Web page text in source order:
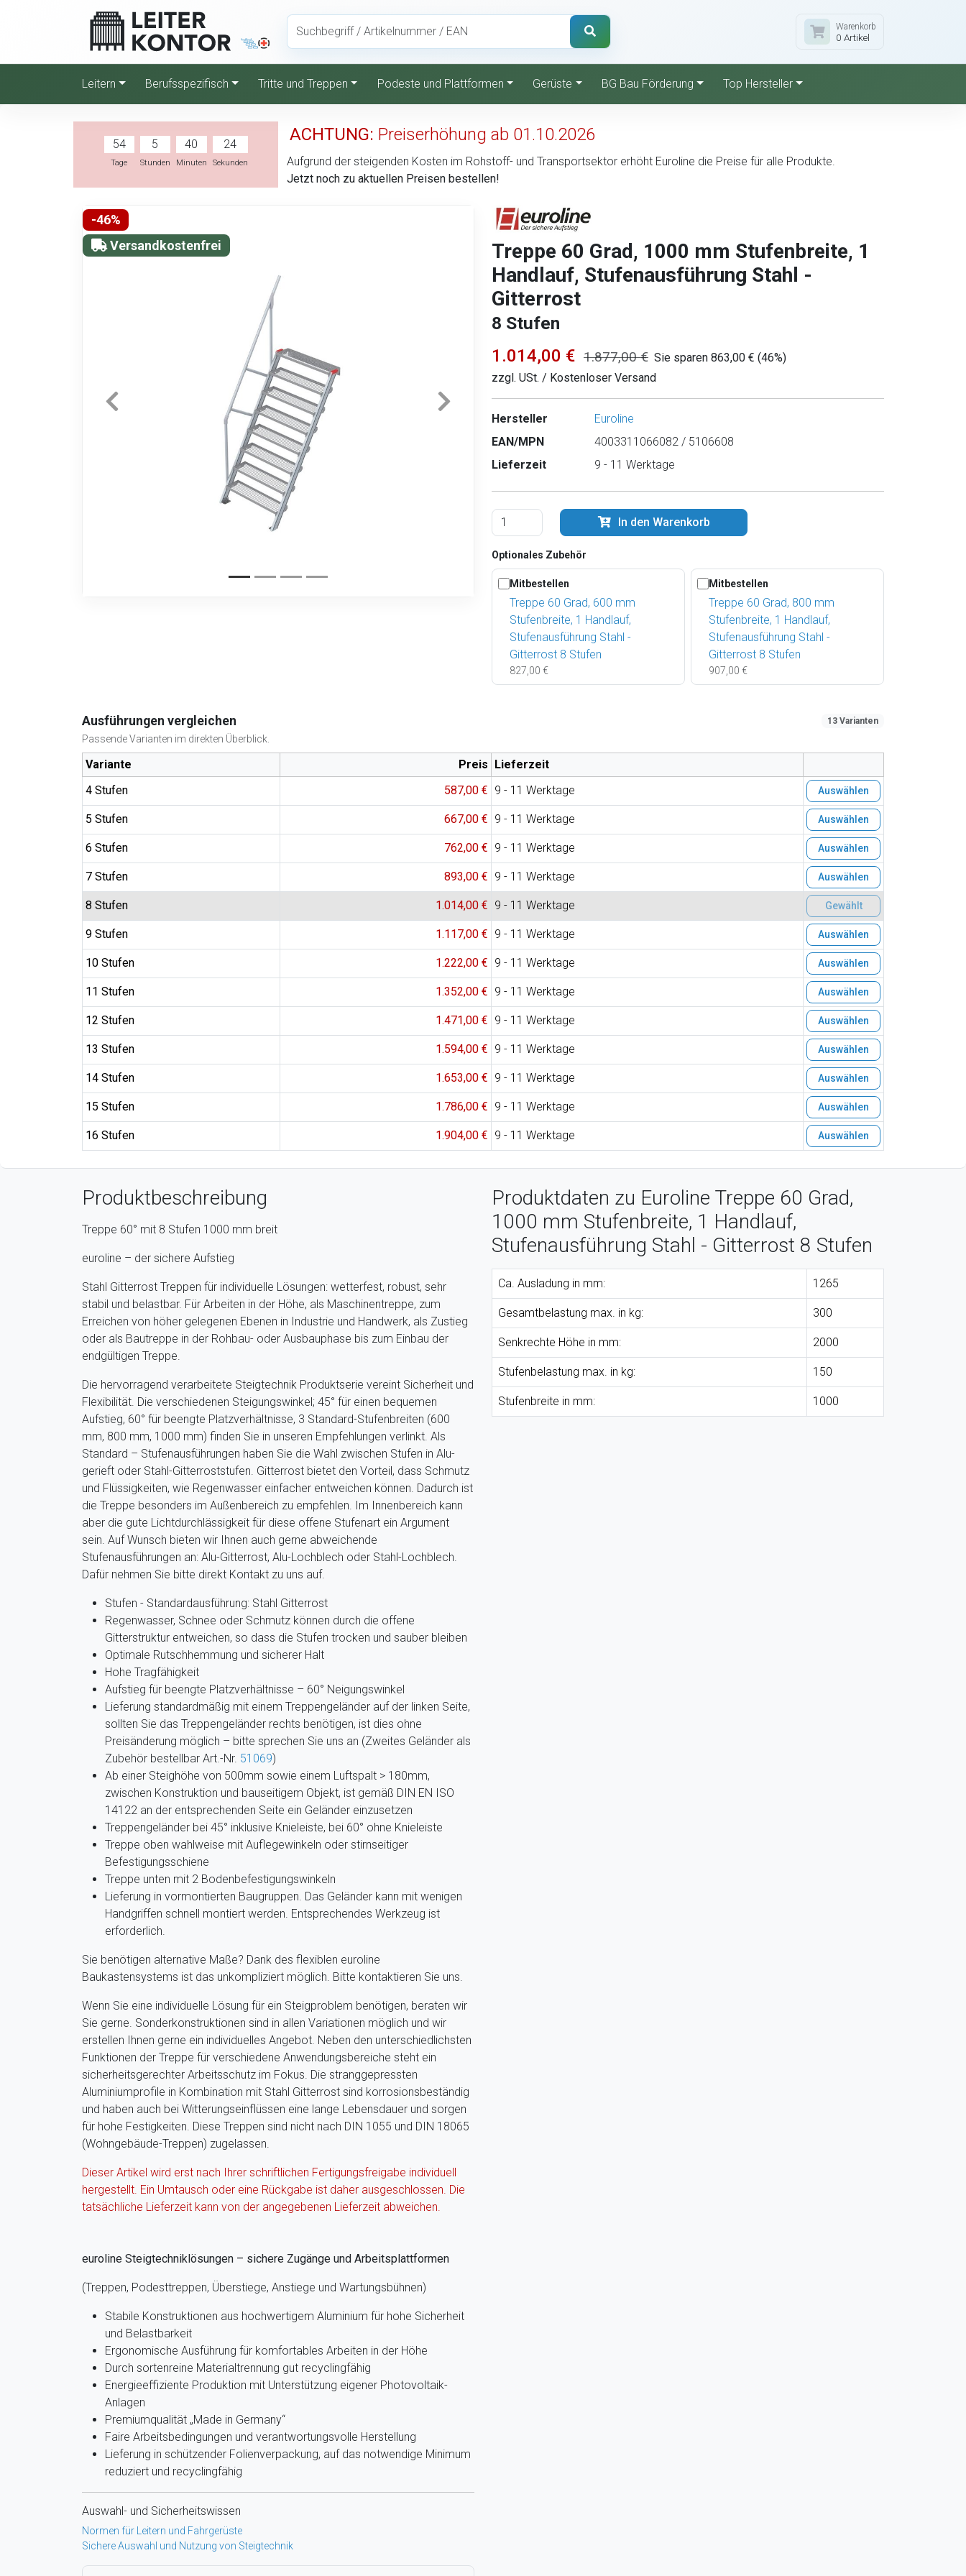
Warenkorb
0 Artikel
Leitern Berufsspezifisch Tritte und Treppen Podeste und Plattformen Gerüste BG Bau Förderung Top Hersteller
54
Tage
5
Stunden
40
Minuten
23
Sekunden
ACHTUNG: Preiserhöhung ab 01.10.2026
Aufgrund der steigenden Kosten im Rohstoff- und Transportsektor erhöht Euroline die Preise für alle Produkte.
Jetzt noch zu aktuellen Preisen bestellen!
-46%
Versandkostenfrei
Treppe 60 Grad, 1000 mm Stufenbreite, 1
Handlauf, Stufenausführung Stahl -
Gitterrost
8 Stufen
1.014,00 € 1.877,00 € Sie sparen 863,00 € (46%)
zzgl. USt. / Kostenloser Versand
Hersteller
Euroline
EAN/MPN
4003311066082 / 5106608
Lieferzeit
9 - 11 Werktage
In den Warenkorb
Optionales Zubehör
Mitbestellen
Treppe 60 Grad, 600 mm
Stufenbreite, 1 Handlauf,
Stufenausführung Stahl -
Gitterrost 8 Stufen
827,00 €
Mitbestellen
Treppe 60 Grad, 800 mm
Stufenbreite, 1 Handlauf,
Stufenausführung Stahl -
Gitterrost 8 Stufen
907,00 €
Ausführungen vergleichen
Passende Varianten im direkten Überblick.
13 Varianten
Variante Preis Lieferzeit
4 Stufen
587,00 € 9 - 11 Werktage Auswählen
5 Stufen 667,00 € 9 - 11 Werktage Auswählen
6 Stufen 762,00 € 9 - 11 Werktage Auswählen
7 Stufen 893,00 € 9 - 11 Werktage Auswählen
8 Stufen 1.014,00 € 9 - 11 Werktage Gewählt
9 Stufen 1.117,00 € 9 - 11 Werktage Auswählen
10 Stufen 1.222,00 € 9 - 11 Werktage Auswählen
11 Stufen 1.352,00 € 9 - 11 Werktage Auswählen
12 Stufen 1.471,00 € 9 - 11 Werktage Auswählen
13 Stufen 1.594,00 € 9 - 11 Werktage Auswählen
14 Stufen 1.653,00 € 9 - 11 Werktage Auswählen
15 Stufen 1.786,00 € 9 - 11 Werktage Auswählen
16 Stufen 1.904,00 € 9 - 11 Werktage Auswählen
Produktbeschreibung
Treppe 60° mit 8 Stufen 1000 mm breit
euroline – der sichere Aufstieg
Stahl Gitterrost Treppen für individuelle Lösungen: wetterfest, robust, sehr
stabil und belastbar. Für Arbeiten in der Höhe, als Maschinentreppe, zum
Erreichen von höher gelegenen Ebenen in Industrie und Handwerk, als Zustieg
oder als Bautreppe in der Rohbau- oder Ausbauphase bis zum Einbau der
endgültigen Treppe.
Die hervorragend verarbeitete Steigtechnik Produktserie vereint Sicherheit und
Flexibilität. Die verschiedenen Steigungswinkel; 45° für einen bequemen
Aufstieg, 60° für beengte Platzverhältnisse, 3 Standard-Stufenbreiten (600
mm, 800 mm, 1000 mm) finden Sie in unseren Empfehlungen verlinkt. Als
Standard – Stufenausführungen haben Sie die Wahl zwischen Stufen in Alu-
gerieft oder Stahl-Gitterroststufen. Gitterrost bietet den Vorteil, dass Schmutz
und Flüssigkeiten, wie Regenwasser einfacher entweichen können. Dadurch ist
die Treppe besonders im Außenbereich zu empfehlen. Im Innenbereich kann
aber die gute Lichtdurchlässigkeit für diese offene Stufenart ein Argument
sein. Auf Wunsch bieten wir Ihnen auch gerne abweichende
Stufenausführungen an: Alu-Gitterrost, Alu-Lochblech oder Stahl-Lochblech.
Dafür nehmen Sie bitte direkt Kontakt zu uns auf.
Stufen - Standardausführung: Stahl Gitterrost
Regenwasser, Schnee oder Schmutz können durch die offene
Gitterstruktur entweichen, so dass die Stufen trocken und sauber bleiben
Optimale Rutschhemmung und sicherer Halt
Hohe Tragfähigkeit
Aufstieg für beengte Platzverhältnisse – 60° Neigungswinkel
Lieferung standardmäßig mit einem Treppengeländer auf der linken Seite,
sollten Sie das Treppengeländer rechts benötigen, ist dies ohne
Preisänderung möglich – bitte sprechen Sie uns an (Zweites Geländer als
Zubehör bestellbar Art.-Nr. 51069)
Ab einer Steighöhe von 500mm sowie einem Luftspalt > 180mm,
zwischen Konstruktion und bauseitigem Objekt, ist gemäß DIN EN ISO
14122 an der entsprechenden Seite ein Geländer einzusetzen
Treppengeländer bei 45° inklusive Knieleiste, bei 60° ohne Knieleiste
Treppe oben wahlweise mit Auflegewinkeln oder stirnseitiger
Befestigungsschiene
Treppe unten mit 2 Bodenbefestigungswinkeln
Lieferung in vormontierten Baugruppen. Das Geländer kann mit wenigen
Handgriffen schnell montiert werden. Entsprechendes Werkzeug ist
erforderlich.
Sie benötigen alternative Maße? Dank des flexiblen euroline
Baukastensystems ist das unkompliziert möglich. Bitte kontaktieren Sie uns.
Wenn Sie eine individuelle Lösung für ein Steigproblem benötigen, beraten wir
Sie gerne. Sonderkonstruktionen sind in allen Variationen möglich und wir
erstellen Ihnen gerne ein individuelles Angebot. Neben den unterschiedlichsten
Funktionen der Treppe für verschiedene Anwendungsbereiche steht ein
sicherheitsgerechter Arbeitsschutz im Fokus. Die stranggepressten
Aluminiumprofile in Kombination mit Stahl Gitterrost sind korrosionsbeständig
und haben auch bei Witterungseinflüssen eine lange Lebensdauer und sorgen
für hohe Festigkeiten. Diese Treppen sind nicht nach DIN 1055 und DIN 18065
(Wohngebäude-Treppen) zugelassen.
Dieser Artikel wird erst nach Ihrer schriftlichen Fertigungsfreigabe individuell
hergestellt. Ein Umtausch oder eine Rückgabe ist daher ausgeschlossen. Die
tatsächliche Lieferzeit kann von der angegebenen Lieferzeit abweichen.
euroline Steigtechniklösungen – sichere Zugänge und Arbeitsplattformen
(Treppen, Podesttreppen, Überstiege, Anstiege und Wartungsbühnen)
Stabile Konstruktionen aus hochwertigem Aluminium für hohe Sicherheit
und Belastbarkeit
Ergonomische Ausführung für komfortables Arbeiten in der Höhe
Durch sortenreine Materialtrennung gut recyclingfähig
Energieeffiziente Produktion mit Unterstützung eigener Photovoltaik-
Anlagen
Premiumqualität „Made in Germany“
Faire Arbeitsbedingungen und verantwortungsvolle Herstellung
Lieferung in schützender Folienverpackung, auf das notwendige Minimum
reduziert und recyclingfähig
Auswahl- und Sicherheitswissen
Normen für Leitern und Fahrgerüste
Sichere Auswahl und Nutzung von Steigtechnik
Produktdaten zu Euroline Treppe 60 Grad,
1000 mm Stufenbreite, 1 Handlauf,
Stufenausführung Stahl - Gitterrost 8 Stufen
Ca. Ausladung in mm: 1265
Gesamtbelastung max. in kg: 300
Senkrechte Höhe in mm: 2000
Stufenbelastung max. in kg: 150
Stufenbreite in mm: 1000